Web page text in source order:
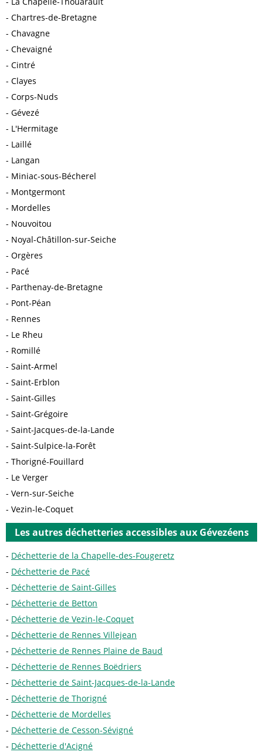
Chartres-de-Bretagne
Chavagne
Chevaigné
Cintré
Clayes
Corps-Nuds
Gévezé
L'Hermitage
Laillé
Langan
Miniac-sous-Bécherel
Montgermont
Mordelles
Nouvoitou
Noyal-Châtillon-sur-Seiche
Orgères
Pacé
Parthenay-de-Bretagne
Pont-Péan
Rennes
Le Rheu
Romillé
Saint-Armel
Saint-Erblon
Saint-Gilles
Saint-Grégoire
Saint-Jacques-de-la-Lande
Saint-Sulpice-la-Forêt
Thorigné-Fouillard
Le Verger
Vern-sur-Seiche
Vezin-le-Coquet
Les autres déchetteries accessibles aux Gévezéens
Déchetterie de la Chapelle-des-Fougeretz
Déchetterie de Pacé
Déchetterie de Saint-Gilles
Déchetterie de Betton
Déchetterie de Vezin-le-Coquet
Déchetterie de Rennes Villejean
Déchetterie de Rennes Plaine de Baud
Déchetterie de Rennes Boëdriers
Déchetterie de Saint-Jacques-de-la-Lande
Déchetterie de Thorigné
Déchetterie de Mordelles
Déchetterie de Cesson-Sévigné
Déchetterie d'Acigné